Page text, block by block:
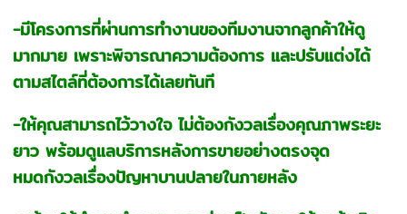
-มีโครงการที่ผ่านการทำงานของทีมงานจากลูกค้าให้ดู
มากมาย เพราะพิจารณาความต้องการ และปรับแต่งได้
ตามสไตล์ที่ต้องการได้เลยทันที
-ให้คุณสามารถไว้วางใจ ไม่ต้องกังวลเรื่องคุณภาพระยะ
ยาว พร้อมดูแลบริการหลังการขายอย่างตรงจุด
หมดกังวลเรื่องปัญหาบานปลายในภายหลัง